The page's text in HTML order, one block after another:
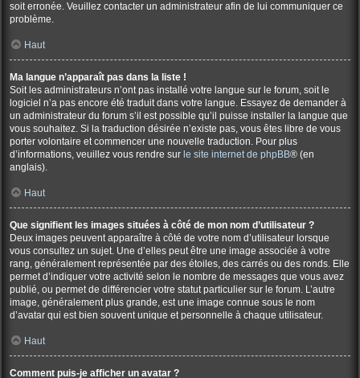
soit erronée. Veuillez contacter un administrateur afin de lui communiquer ce
problème.
Haut
Ma langue n’apparaît pas dans la liste !
Soit les administrateurs n’ont pas installé votre langue sur le forum, soit le
logiciel n’a pas encore été traduit dans votre langue. Essayez de demander à
un administrateur du forum s’il est possible qu’il puisse installer la langue que
vous souhaitez. Si la traduction désirée n’existe pas, vous êtes libre de vous
porter volontaire et commencer une nouvelle traduction. Pour plus
d’informations, veuillez vous rendre sur le site internet de phpBB® (en
anglais).
Haut
Que signifient les images situées à côté de mon nom d’utilisateur ?
Deux images peuvent apparaître à côté de votre nom d’utilisateur lorsque
vous consultez un sujet. Une d’elles peut être une image associée à votre
rang, généralement représentée par des étoiles, des carrés ou des ronds. Elle
permet d’indiquer votre activité selon le nombre de messages que vous avez
publié, ou permet de différencier votre statut particulier sur le forum. L’autre
image, généralement plus grande, est une image connue sous le nom
d’avatar qui est bien souvent unique et personnelle à chaque utilisateur.
Haut
Comment puis-je afficher un avatar ?